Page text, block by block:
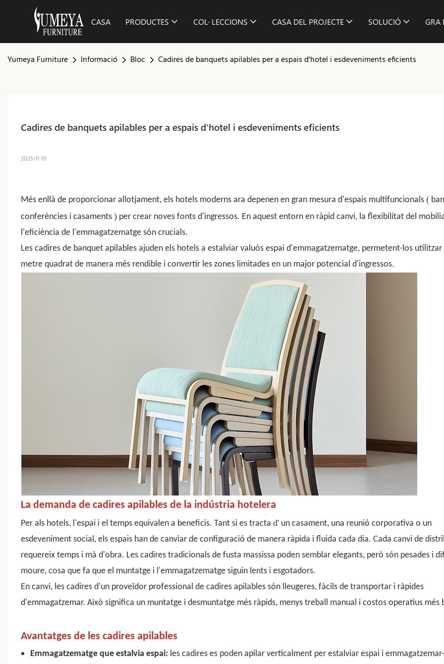
CASA PRODUCTES COL· LECCIONS CASA DEL PROJECTE SOLUCIÓ GRA
Yumeya Furniture Informació Bloc Cadires de banquets apilables per a espais d'hotel i esdeveniments eficients
Cadires de banquets apilables per a espais d'hotel i esdeveniments eficients
2025-11-10
Més enllà de proporcionar allotjament, els hotels moderns ara depenen en gran mesura d'espais multifuncionals (
conferències i casaments ) per crear noves fonts d'ingressos. En aquest entorn en ràpid canvi, la flexibilitat del
l'eficiència de l'emmagatzematge són crucials.
Les cadires de banquet apilablesajuden els hotels a estalviar valuós espai d'emmagatzematge, permetent-los utilitzar
metre quadrat de manera més rendible i convertir les zones limitades en un major potencial d'ingressos.
La demanda de cadires apilables de la indústria hotelera
Per als hotels, l'espai i el temps equivalen a beneficis. Tant si es tracta d' un casament, una reunió corporativa o un
esdeveniment social, els espais han de canviar de configuració de manera ràpida i fluida cada dia. Cada canvi de
requereix temps i mà d'obra. Les cadires tradicionals de fusta massissa poden semblar elegants, però són pesades i
moure, cosa que fa que el muntatge i l'emmagatzematge siguin lents i esgotadors.
En canvi, les cadires d'un proveïdor professional de cadires apilables són lleugeres, fàcils de transportar i ràpides
d'emmagatzemar. Això significa un muntatge i desmuntatge més ràpids, menys treball manual i costos operatius més
Avantatges de les cadires apilables
Emmagatzematge que estalvia espai: les cadires es poden apilar verticalment per estalviar espai i